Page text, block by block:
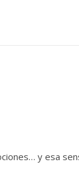
y esa